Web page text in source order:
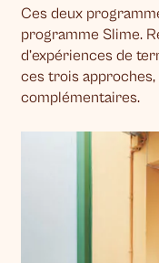
Ces deux
programme Slime.
d’expériences de
ces trois
complémentaires.